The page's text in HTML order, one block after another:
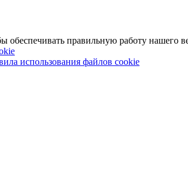
правильную работу нашего
использования файлов cookie